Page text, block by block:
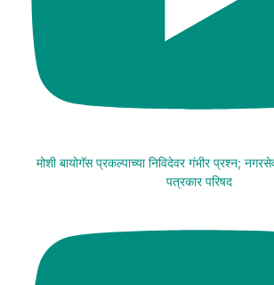
मोशी बायोगॅस प्रकल्पाच्या निविदेवर गंभीर प्रश्न;
पत्रकार परिषद